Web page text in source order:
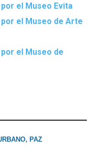
por el Museo Evita
por el Museo de Arte
por el Museo de
PAZ